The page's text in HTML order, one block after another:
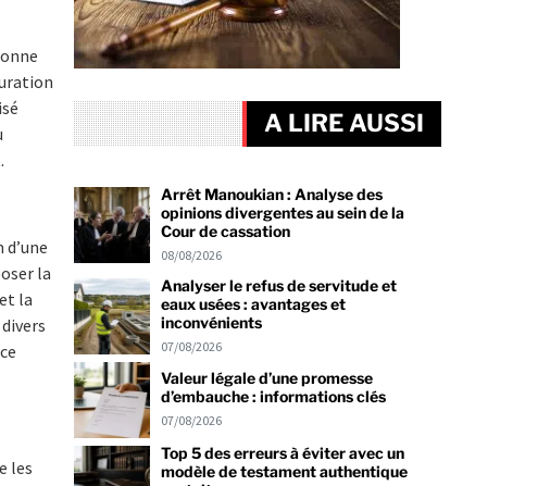
la
la
les
A LIRE AUSSI
Arrêt Manoukian : Analyse des
opinions divergentes au sein de la
Cour de cassation
08/08/2026
Analyser le refus de servitude et
eaux usées : avantages et
inconvénients
07/08/2026
Valeur légale d’une promesse
d’embauche : informations clés
07/08/2026
Top 5 des erreurs à éviter avec un
modèle de testament authentique